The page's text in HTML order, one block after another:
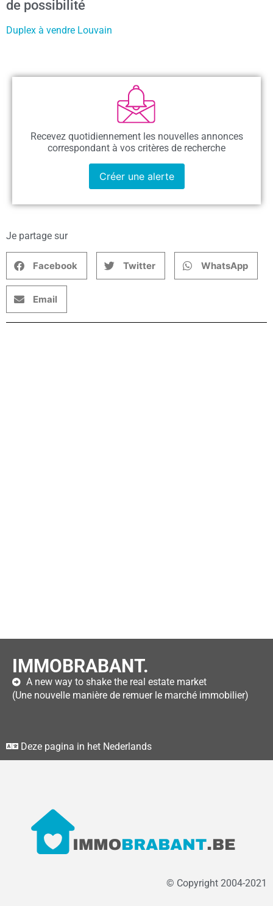
de possibilité
Duplex à vendre Louvain
Recevez quotidiennement les nouvelles annonces
correspondant à vos critères de recherche
Créer une alerte
Je partage sur
Facebook Twitter WhatsApp
Email
IMMOBRABANT.
A new way to shake the real estate market
(Une nouvelle manière de remuer le marché immobilier)
Deze pagina in het Nederlands
© Copyright 2004-2021